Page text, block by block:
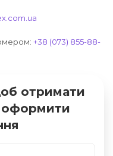
+38 (073) 855-88-
отримати
оформити